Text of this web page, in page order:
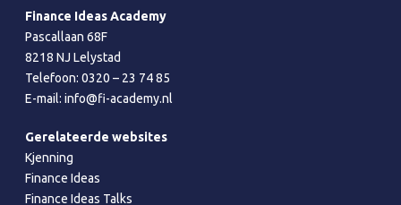
Finance Ideas Academy
Pascallaan 68F
8218 NJ Lelystad
Telefoon:0320 – 23 74 85
E-mail:info@fi-academy.nl
Gerelateerde websites
Kjenning
Finance Ideas
Finance Ideas Talks